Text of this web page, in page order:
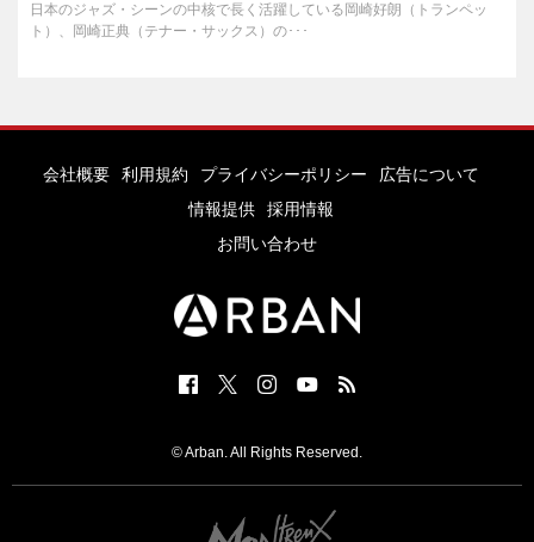
日本のジャズ・シーンの中核で長く活躍している岡崎好朗（トランペッ
ト）、岡崎正典（テナー・サックス）の･･･
会社概要 利用規約 プライバシーポリシー
広告について
情報提供
採用情報
お問い合わせ
© Arban. All Rights Reserved.